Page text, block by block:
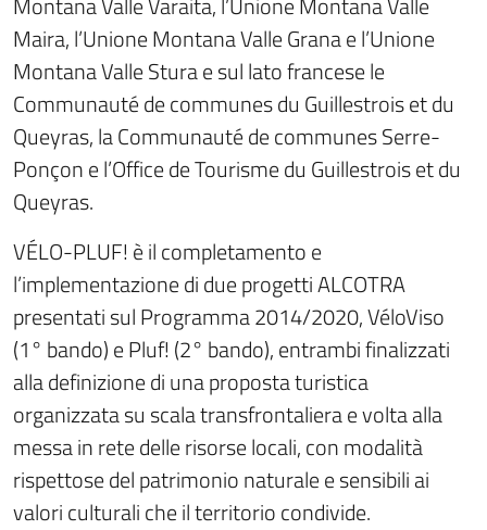
Maira, l’Unione Montana Valle Grana e l’Unione
Montana Valle Stura e sul lato francese le
Communauté de communes du Guillestrois et du
Queyras, la Communauté de communes Serre-
Ponçon e l’Office de Tourisme du Guillestrois et du
Queyras.
VÉLO-PLUF! è il completamento e
l’implementazione di due progetti ALCOTRA
presentati sul Programma 2014/2020, VéloViso
(1° bando) e Pluf! (2° bando), entrambi finalizzati
alla definizione di una proposta turistica
organizzata su scala transfrontaliera e volta alla
messa in rete delle risorse locali, con modalità
rispettose del patrimonio naturale e sensibili ai
valori culturali che il territorio condivide.